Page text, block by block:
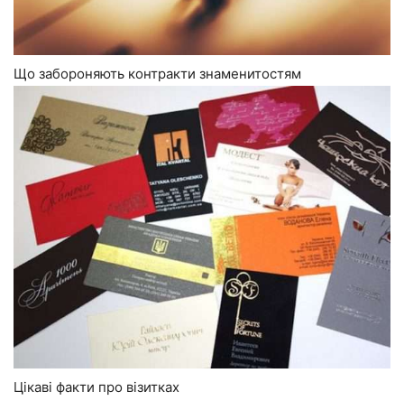
Що забороняють контракти знаменитостям
Цікаві факти про візитках